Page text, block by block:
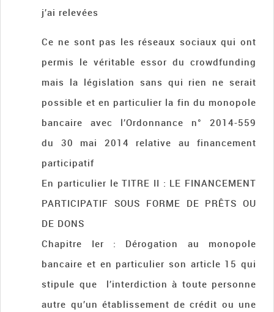
j’ai relevées
Ce ne sont pas les réseaux sociaux qui ont
permis le véritable essor du crowdfunding
mais la législation sans qui rien ne serait
possible et en particulier la fin du monopole
bancaire avec l’Ordonnance n° 2014-559
du 30 mai 2014 relative au financement
participatif
En particulier le TITRE II : LE FINANCEMENT
PARTICIPATIF SOUS FORME DE PRÊTS OU
DE DONS
Chapitre Ier : Dérogation au monopole
bancaire et en particulier son article 15 qui
stipule que l’interdiction à toute personne
autre qu’un établissement de crédit ou une